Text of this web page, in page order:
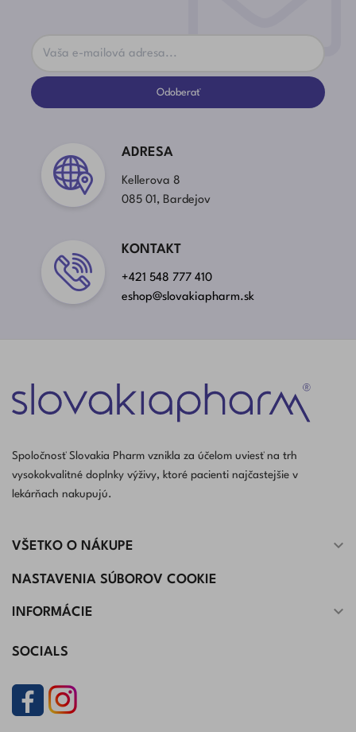
Odoberať
ADRESA
Kellerova 8
085 01, Bardejov
KONTAKT
+421 548 777 410
eshop@slovakiapharm.sk
Spoločnosť Slovakia Pharm vznikla za účelom uviesť na trh
vysokokvalitné doplnky výživy, ktoré pacienti najčastejšie v
lekárňach nakupujú.
VŠETKO O NÁKUPE 
NASTAVENIA SÚBOROV COOKIE
INFORMÁCIE 
SOCIALS